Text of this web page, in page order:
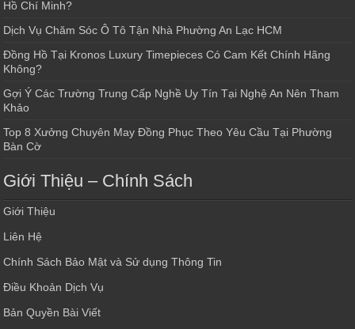
Hồ Chí Minh?
Dịch Vụ Chăm Sóc Ô Tô Tận Nhà Phường An Lạc HCM
Đồng Hồ Tại Kronos Luxury Timepieces Có Cam Kết Chính Hãng
Không?
Gợi Ý Các Trường Trung Cấp Nghề Uy Tín Tại Nghệ An Nên Tham
Khảo
Top 8 Xưởng Chuyên May Đồng Phục Theo Yêu Cầu Tại Phường
Bàn Cờ
Giới Thiệu – Chính Sách
Giới Thiệu
Liên Hệ
Chính Sách Bảo Mật và Sử dụng Thông Tin
Điều Khoản Dịch Vụ
Bản Quyền Bài Viết